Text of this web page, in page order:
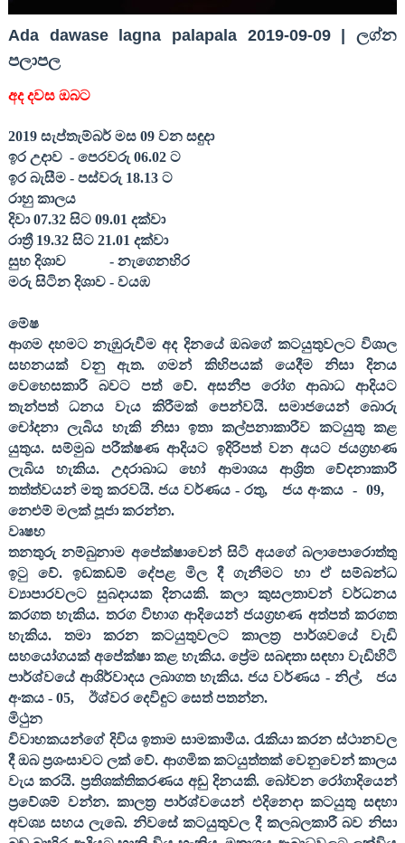
Ada dawase lagna palapala 2019-09-09 | ලග්න
පලාපල
අද දවස ඔබට
2019සැප්තැම්බර් මස 09වන සඳුදා
ඉර උදාව - පෙරවරු 06.02ට
ඉර බැසීම - පස්වරු 18.13ට
රාහු කාලය
දිවා07.32සිට 09.01 දක්වා
රාත්‍රී 19.32සිට 21.01 දක්වා
සුභ දිශාව
- නැගෙනහිර
මරු සිටින දිශාව - වයඹ
මේෂ
ආගම දහමට නැඹුරුවීම අද දිනයේ ඔබගේ කටයුතුවලට විශාල
සහනයක් වනු ඇත. ගමන් කිහිපයක් යෙදීම නිසා දිනය
වෙහෙසකාරී බවට පත් වේ. අසනීප රෝග ආබාධ ආදියට
තැන්පත් ධනය වැය කිරීමක් පෙන්වයි. සමාජයෙන් බොරු
චෝදනා ලැබිය හැකි නිසා ඉතා කල්පනාකාරීව කටයුතු කළ
යුතුය. සම්මුඛ පරීක්ෂණ ආදියට ඉදිරිපත් වන අයට ජයග්‍රහණ
ලැබිය හැකිය. උදරාබාධ හෝ ආමාශය ආශ්‍රිත වේදනාකාරී
තත්ත්වයන් මතු කරවයි. ජය වර්ණය - රතු, ජය අංකය -
09,
නෙළුම් මලක් පූජා කරන්න.
වෘෂභ
තනතුරු නම්බුනාම අපේක්ෂාවෙන් සිටි අයගේ බලාපොරොත්තු
ඉටු වේ. ඉඩකඩම් දේපළ මිල දී ගැනීමට හා ඒ සම්බන්ධ
ව්‍යාපාරවලට සුබදායක දිනයකි. කලා කුසලතාවන් වර්ධනය
කරගත හැකිය. තරග විභාග ආදියෙන් ජයග්‍රහණ අත්පත් කරගත
හැකිය. තමා කරන කටයුතුවලට කාලත්‍ර පාර්ශවයේ වැඩි
සහයෝගයක් අපේක්ෂා කළ හැකිය. ප්‍රේම සබඳතා සඳහා වැඩිහිටි
පාර්ශ්වයේ ආශිර්වාදය ලබාගත හැකිය. ජය වර්ණය - නිල්,
ජය
අංකය - 05,
ඊශ්වර දෙවිඳුට සෙත් පතන්න.
මිථුන
විවාහකයන්ගේ දිවිය ඉතාම සාමකාමීය. රැකියා කරන ස්ථානවල
දී ඔබ ප්‍රශංසාවට ලක් වේ. ආගමික කටයුත්තක් වෙනුවෙන් කාලය
වැය කරයි. ප්‍රතිශක්තිකරණය අඩු දිනයකි. බෝවන රෝගාදියෙන්
ප්‍රවේශම් වන්න. කාලත්‍ර පාර්ශ්වයෙන් එදිනෙදා කටයුතු සඳහා
අවශ්‍ය සහය ලැබේ. නිවසේ කටයුතුවල දී කලබලකාරී බව නිසා